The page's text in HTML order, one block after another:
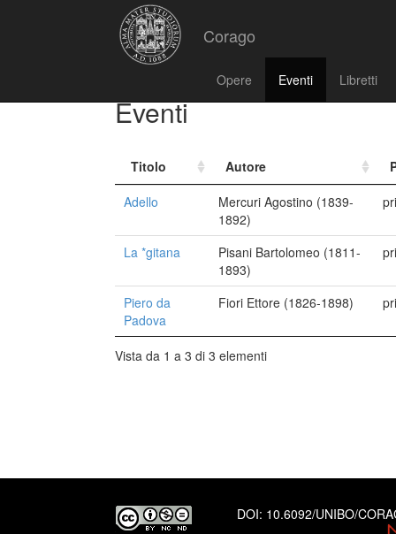
Corago
Opere Eventi Libretti
Eventi
Titolo Autore
Adello
Mercuri Agostino (1839-
1892)
La *gitana
Pisani Bartolomeo (1811-
1893)
Piero da
Padova
Fiori Ettore (1826-1898)
Vista da 1 a 3 di 3 elementi
DOI: 10.6092/UNIBO/